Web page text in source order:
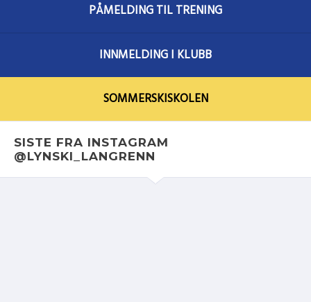
PÅMELDING TIL TRENING
INNMELDING I KLUBB
SOMMERSKISKOLEN
SISTE FRA INSTAGRAM
@LYNSKI_LANGRENN